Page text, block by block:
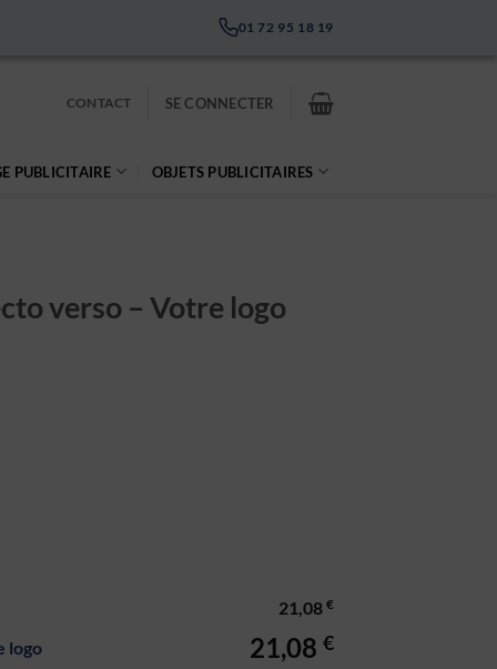
01 72 95 18 19
CONTACT SE CONNECTER
PUBLICITAIRE OBJETS PUBLICITAIRES
verso – Votre logo
21,08 €
logo 21,08 €